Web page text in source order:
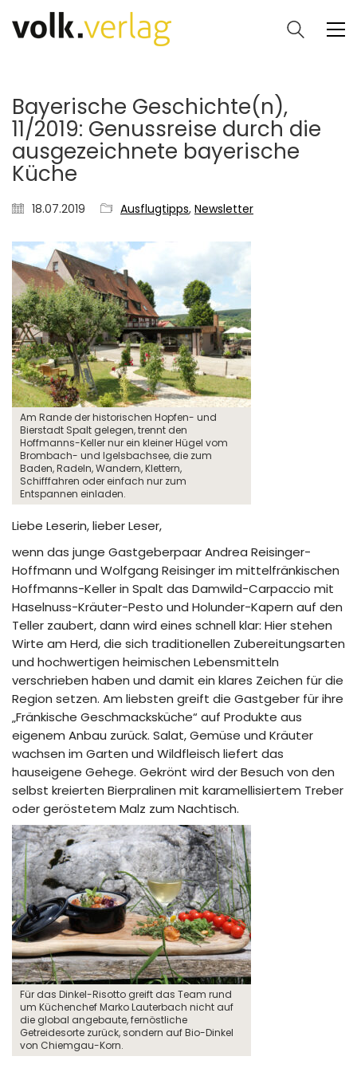
Bayerische Geschichte(n),
11/2019: Genussreise durch die
ausgezeichnete bayerische
Küche
18.07.2019 Ausflugtipps, Newsletter
Am Rande der historischen Hopfen- und
Bierstadt Spalt gelegen, trennt den
Hoffmanns-Keller nur ein kleiner Hügel vom
Brombach- und Igelsbachsee, die zum
Baden, Radeln, Wandern, Klettern,
Schifffahren oder einfach nur zum
Entspannen einladen.
Liebe Leserin, lieber Leser,
wenn das junge Gastgeberpaar Andrea Reisinger-
Hoffmann und Wolfgang Reisinger im mittelfränkischen
Hoffmanns-Keller in Spalt das Damwild-Carpaccio mit
Haselnuss-Kräuter-Pesto und Holunder-Kapern auf den
Teller zaubert, dann wird eines schnell klar: Hier stehen
Wirte am Herd, die sich traditionellen Zubereitungsarten
und hochwertigen heimischen Lebensmitteln
verschrieben haben und damit ein klares Zeichen für die
Region setzen. Am liebsten greift die Gastgeber für ihre
„Fränkische Geschmacksküche“ auf Produkte aus
eigenem Anbau zurück. Salat, Gemüse und Kräuter
wachsen im Garten und Wildfleisch liefert das
hauseigene Gehege. Gekrönt wird der Besuch von den
selbst kreierten Bierpralinen mit karamellisiertem Treber
oder geröstetem Malz zum Nachtisch.
Für das Dinkel-Risotto greift das Team rund
um Küchenchef Marko Lauterbach nicht auf
die global angebaute, fernöstliche
Getreidesorte zurück, sondern auf Bio-Dinkel
von Chiemgau-Korn.